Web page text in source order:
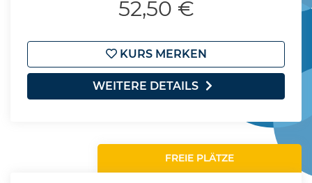
52,50 €
KURS MERKEN
WEITERE DETAILS
FREIE PLÄTZE